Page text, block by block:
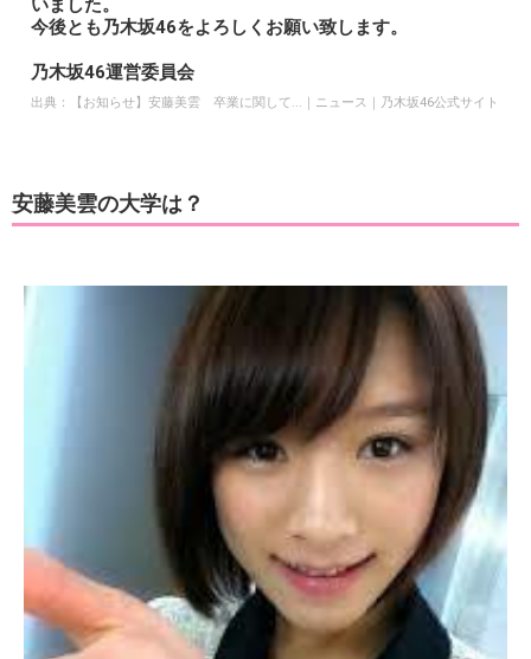
いました。
今後とも乃木坂46をよろしくお願い致します。
乃木坂46運営委員会
出典： 【お知らせ】安藤美雲 卒業に関して...｜ニュース｜乃木坂46公式サイト
安藤美雲の大学は？